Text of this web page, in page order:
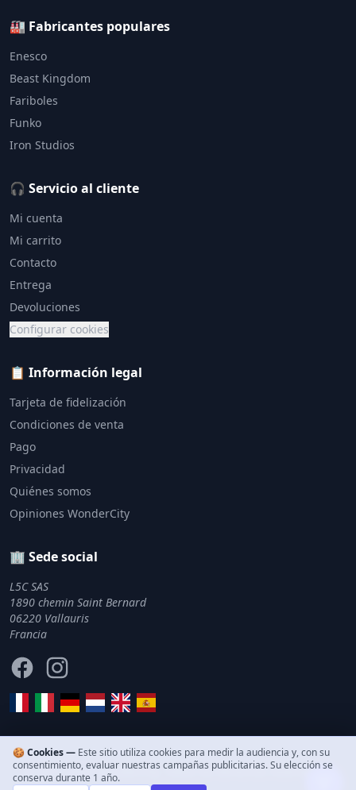
🏭 Fabricantes populares
Enesco
Beast Kingdom
Fariboles
Funko
Iron Studios
🎧 Servicio al cliente
Mi cuenta
Mi carrito
Contacto
Entrega
Devoluciones
Configurar cookies
📋 Información legal
Tarjeta de fidelización
Condiciones de venta
Pago
Privacidad
Quiénes somos
Opiniones WonderCity
🏢 Sede social
L5C SAS
1890 chemin Saint Bernard
06220 Vallauris
Francia
FacebookInstagram
© 2011–2026 WonderCity. Todos los derechos reservados.
🍪 Cookies — Este sitio utiliza cookies para medir la audiencia y, con su
consentimiento, evaluar nuestras campañas publicitarias. Su elección se
conserva durante 1 año.